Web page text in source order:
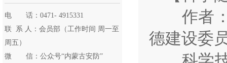
电 话：0471- 4915331
联 系 人：会员部（工作时间 周一至
周五）
微 信：公众号“内蒙古安防”
作者：
德建设委